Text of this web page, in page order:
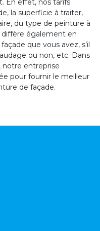
En effet, nos tarifs
la superficie à traiter,
du type de peinture à
diffère également en
que vous avez, s’il
ou non, etc. Dans
notre entreprise
pour fournir le meilleur
de façade.